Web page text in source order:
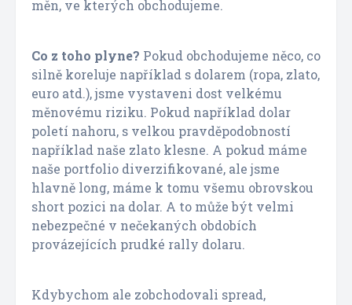
měn, ve kterých obchodujeme.
Co z toho plyne? Pokud obchodujeme něco, co
silně koreluje například s dolarem (ropa, zlato,
euro atd.), jsme vystaveni dost velkému
měnovému riziku. Pokud například dolar
poletí nahoru, s velkou pravděpodobností
například naše zlato klesne. A pokud máme
naše portfolio diverzifikované, ale jsme
hlavně long, máme k tomu všemu obrovskou
short pozici na dolar. A to může být velmi
nebezpečné v nečekaných obdobích
provázejících prudké rally dolaru.
Kdybychom ale zobchodovali spread,